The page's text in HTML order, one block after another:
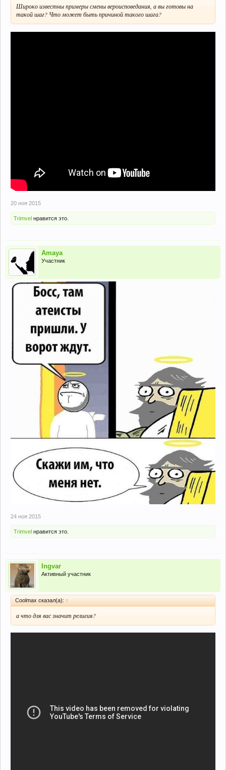
Широко известны примеры смены вероисповедания, а вы готовы на
такой шаг? Что может быть причиной такого шага?
20 ноя 2015
Trimvel нравится это.
Amaya
Участник
24 ноя 2015
Trimvel нравится это.
Ingvar
Активный участник
Coolmax сказал(а): ↑
а что для вас значит религия?